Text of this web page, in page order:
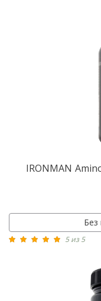
IRONMAN
Без
5 из 5